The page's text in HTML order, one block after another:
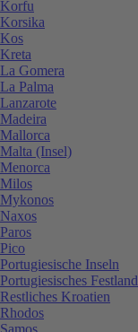
Korfu
Korsika
Kos
Kreta
La Gomera
La Palma
Lanzarote
Madeira
Mallorca
Malta (Insel)
Menorca
Milos
Mykonos
Naxos
Paros
Pico
Portugiesische Inseln
Portugiesisches Festland
Restliches Kroatien
Rhodos
Samos